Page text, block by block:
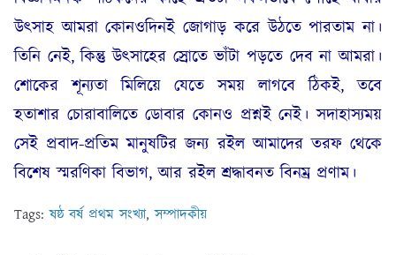
উৎসাহ আমরা কোনওদিনই জোগাড় করে উঠতে পারতাম না।
তিনি নেই, কিন্তু উৎসাহের স্রোতে ভাঁটা পড়তে দেব না আমরা।
শোকের শূন্যতা মিলিয়ে যেতে সময় লাগবে ঠিকই, তবে
হতাশার চোরাবালিতে ডোবার কোনও প্রশ্নই নেই। সদাহাস্যময়
সেই প্রবাদ-প্রতিম মানুষটির জন্য রইল আমাদের তরফ থেকে
বিশেষ স্মরণিকা বিভাগ, আর রইল শ্রদ্ধাবনত বিনম্র প্রণাম।
Tags:ষষ্ঠ বর্ষ প্রথম সংখ্যা,সম্পাদকীয়